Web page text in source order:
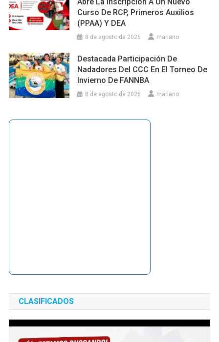
Curso De RCP, Primeros Auxilios
(PPAA) Y DEA
8 de agosto de 2026 mariano
Destacada Participación De
Nadadores Del CCC En El Torneo De
Invierno De FANNBA
8 de agosto de 2026 mariano
CLASIFICADOS